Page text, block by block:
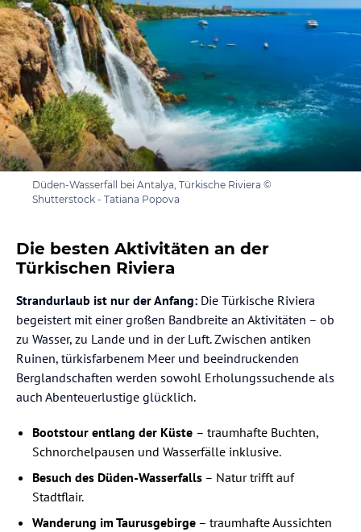
Düden-Wasserfall bei Antalya, Türkische Riviera ©
Shutterstock - Tatiana Popova
Die besten Aktivitäten an der
Türkischen Riviera
Strandurlaub ist nur der Anfang: Die Türkische Riviera
begeistert mit einer großen Bandbreite an Aktivitäten – ob
zu Wasser, zu Lande und in der Luft. Zwischen antiken
Ruinen, türkisfarbenem Meer und beeindruckenden
Berglandschaften werden sowohl Erholungssuchende als
auch Abenteuerlustige glücklich.
Bootstour entlang der Küste – traumhafte Buchten,
Schnorchelpausen und Wasserfälle inklusive.
Besuch des Düden-Wasserfalls – Natur trifft auf
Stadtflair.
Wanderung im Taurusgebirge – traumhafte Aussichten